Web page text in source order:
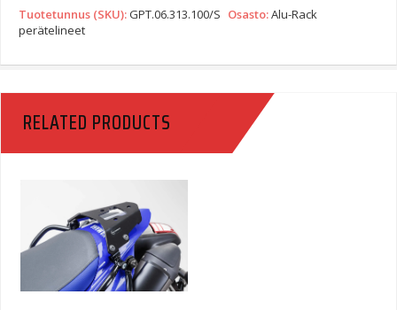
Tuotetunnus (SKU):GPT.06.313.100/S Osasto:Alu-Rack
perätelineet
RELATED PRODUCTS